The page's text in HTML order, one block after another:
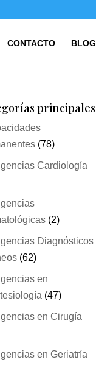
CONTACTO BLOG
principales
(78)
Cardiología
(2)
Diagnósticos
(62)
en
(47)
en Cirugía
en Geriatría